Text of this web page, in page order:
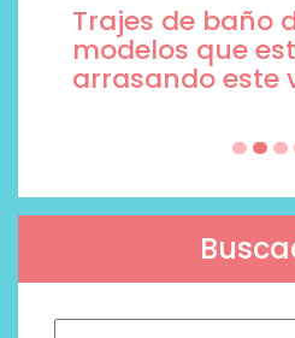
Trajes de baño
modelos que
arrasando este